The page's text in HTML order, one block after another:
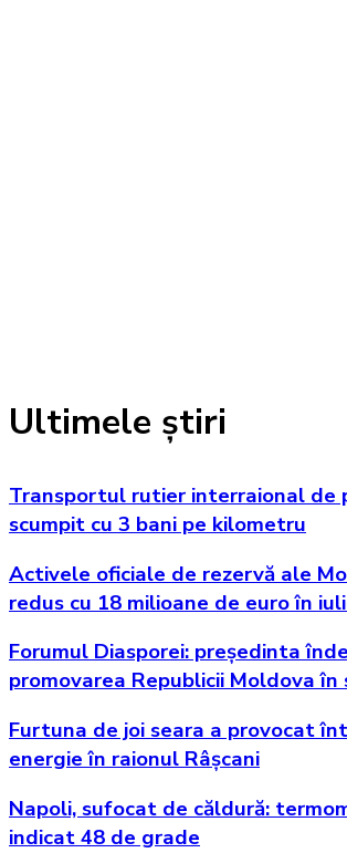
Ultimele știri
Transportul rutier interraional de
scumpit cu 3 bani pe kilometru
Activele oficiale de rezervă ale
redus cu 18 milioane de euro în
Forumul Diasporei: președinta
promovarea Republicii Moldova
Furtuna de joi seara a provocat
energie în raionul Râșcani
Napoli, sufocat de căldură:
indicat 48 de grade